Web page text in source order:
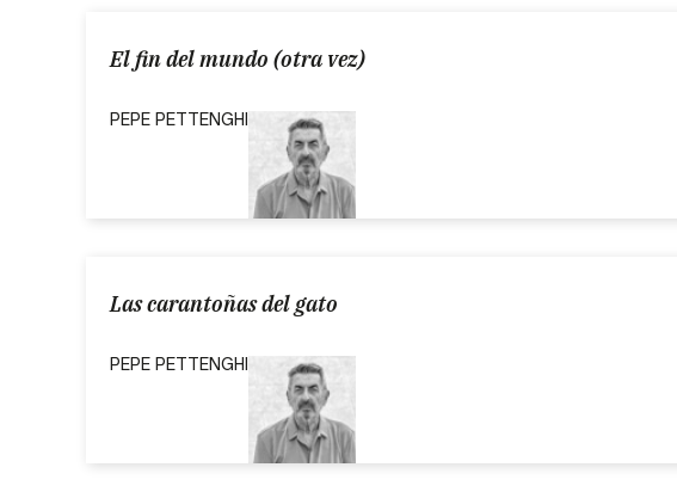
El fin del mundo (otra vez)
PEPE PETTENGHI
Las carantoñas del gato
PEPE PETTENGHI